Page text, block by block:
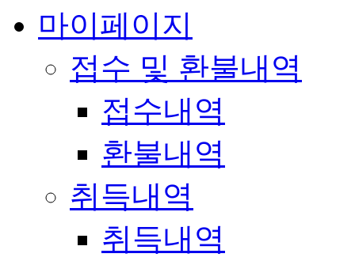
마이페이지
접수 및 환불내역
접수내역
환불내역
취득내역
취득내역